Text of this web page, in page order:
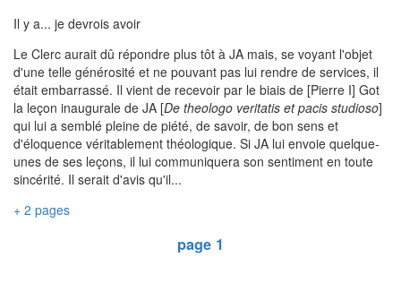
Il y a... je devrois avoir
Le Clerc aurait dû répondre plus tôt à JA mais, se voyant l'objet
d'une telle générosité et ne pouvant pas lui rendre de services, il
était embarrassé. Il vient de recevoir par le biais de [Pierre I] Got
la leçon inaugurale de JA [De theologo veritatis et pacis studioso]
qui lui a semblé pleine de piété, de savoir, de bon sens et
d'éloquence véritablement théologique. Si JA lui envoie quelque-
unes de ses leçons, il lui communiquera son sentiment en toute
sincérité. Il serait d'avis qu'il...
+ 2 pages
page 1